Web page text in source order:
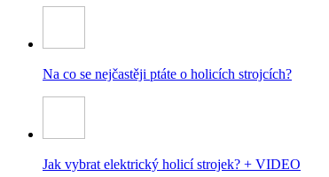
Na co se nejčastěji ptáte o holicích strojcích?
Jak vybrat elektrický holicí strojek? + VIDEO